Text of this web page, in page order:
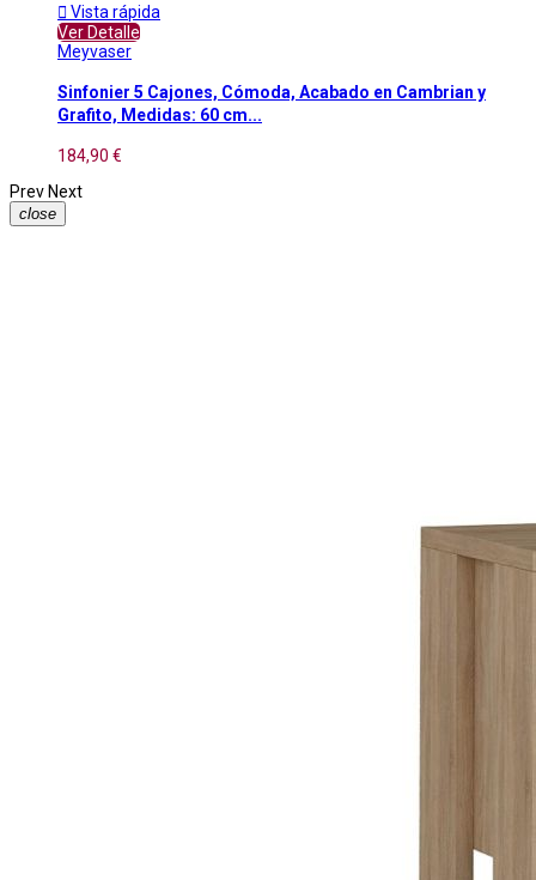
 Vista rápida
Ver Detalle
Meyvaser
Sinfonier 5 Cajones, Cómoda, Acabado en Cambrian y
Grafito, Medidas: 60 cm...
184,90 €
Prev Next
close